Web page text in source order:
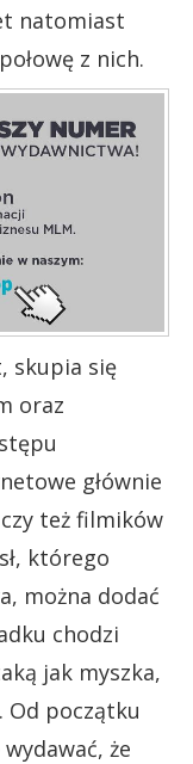
natomiast
z nich.
skupia się
oraz
głównie
czy też filmików
którego
można dodać
chodzi
jak myszka,
Od początku
że